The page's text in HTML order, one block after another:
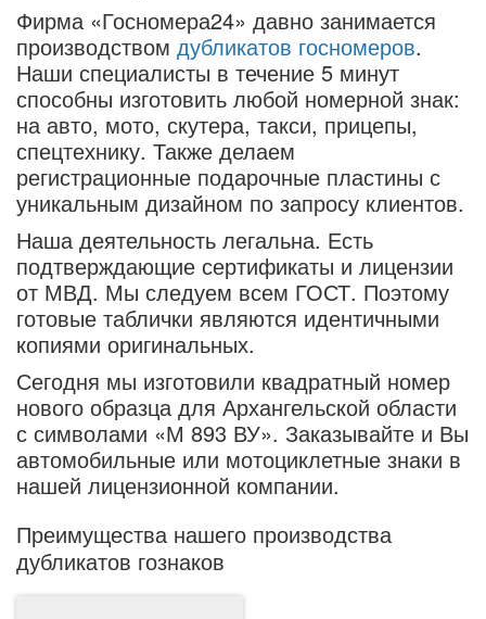
Фирма «Госномера24» давно занимается
производством дубликатов госномеров.
Наши специалисты в течение 5 минут
способны изготовить любой номерной знак:
на авто, мото, скутера, такси, прицепы,
спецтехнику. Также делаем
регистрационные подарочные пластины с
уникальным дизайном по запросу клиентов.
Наша деятельность легальна. Есть
подтверждающие сертификаты и лицензии
от МВД. Мы следуем всем ГОСТ. Поэтому
готовые таблички являются идентичными
копиями оригинальных.
Сегодня мы изготовили квадратный номер
нового образца для Архангельской области
с символами «М 893 ВУ». Заказывайте и Вы
автомобильные или мотоциклетные знаки в
нашей лицензионной компании.
Преимущества нашего производства
дубликатов гознаков